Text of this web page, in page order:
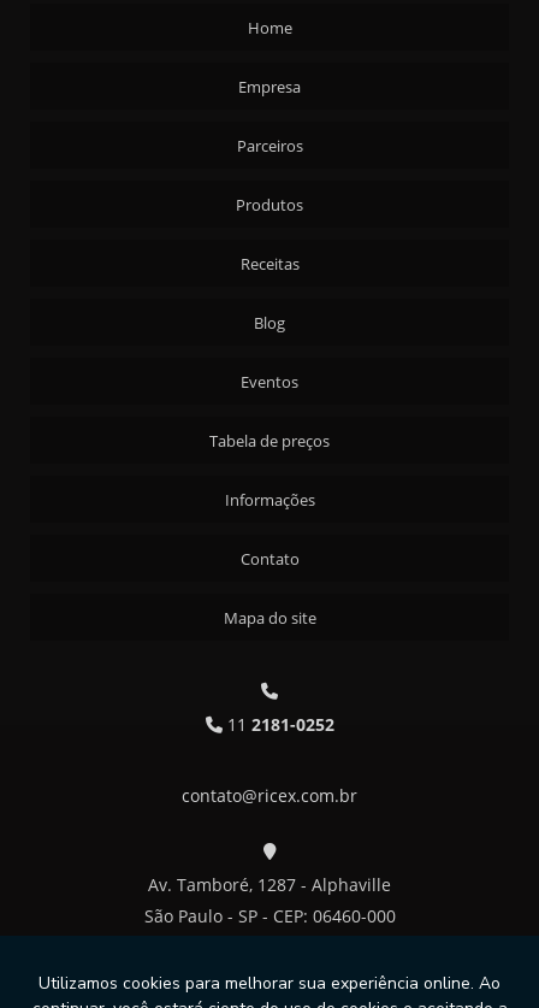
Home
Empresa
Parceiros
Produtos
Receitas
Blog
Eventos
Tabela de preços
Informações
Contato
Mapa do site
11 2181-0252
contato@ricex.com.br
Av. Tamboré, 1287 - Alphaville
São Paulo - SP - CEP: 06460-000